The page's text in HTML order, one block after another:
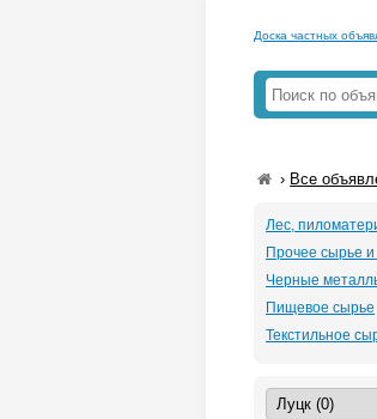
Доска частных
› Все
Лес,
Прочее сырье
Черные
Пищевое сырье
Текстильное